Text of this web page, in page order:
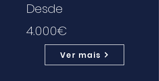
Desde
4.000€
Ver mais